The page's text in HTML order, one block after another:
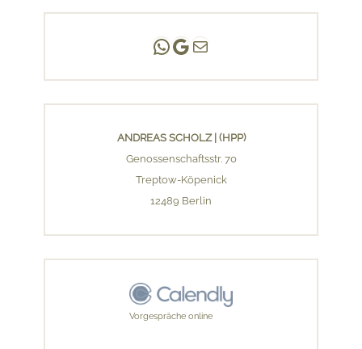
Andreas Scholz | (HPP)
Praxis Adlershof
E-Mail an mich ...
ANDREAS SCHOLZ | (HPP)
Genossenschaftsstr. 70
Treptow-Köpenick
12489 Berlin
Vorgespräche online